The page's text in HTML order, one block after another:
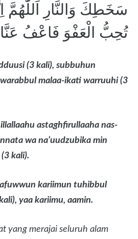
سَخَطِكَ وَالنَّارِ اَللّٰهُمَّ
تُحِبُّ الْعَفْوَ فَاعْفُ عَنَّا
(3 kali), subbuhun
malaa-ikati warruuhi (3
astaghfirullaaha nas-
wa na’uudzubika min
kali).
kariimun tuhibbul
yaa kariimu, aamin.
yang merajai seluruh alam